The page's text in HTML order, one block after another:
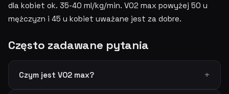
dla kobiet ok. 35-40 ml/kg/min. VO2 max powyżej 50 u
mężczyzn i 45 u kobiet uważane jest za dobre.
Często zadawane pytania
Czym jest VO2 max?